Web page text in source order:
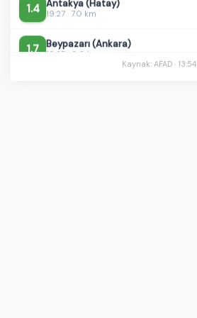
1.7 19:25 · 8.0 km
Sındırgı (Balıkesir)Kaynak: AFAD · 13:54